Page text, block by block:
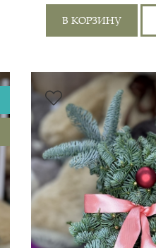
РОЗА ЭКВАДОР 70 СМ
11ШТ, ЛЕНТА
В КОРЗИНУ